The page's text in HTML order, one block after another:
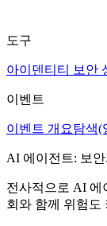
도구
아이덴티티 보안
이벤트
이벤트 개요탐색(
AI 에이전트: 보
전사적으로 AI 에
회와 함께 위험도